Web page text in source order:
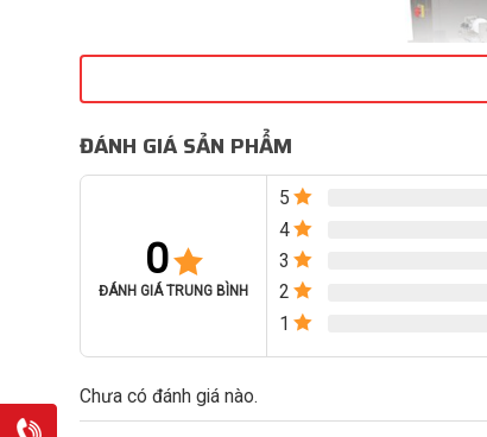
ĐÁNH GIÁ SẢN PHẨM
0
ĐÁNH GIÁ TRUNG BÌNH
5
4
3
2
1
Chưa có đánh giá nào.